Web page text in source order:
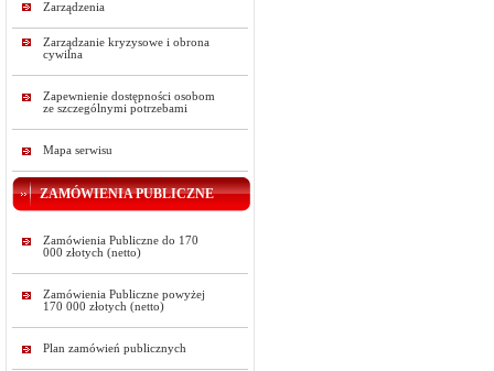
Zarządzenia
Zarządzanie kryzysowe i obrona
cywilna
Zapewnienie dostępności osobom
ze szczególnymi potrzebami
Mapa serwisu
ZAMÓWIENIA PUBLICZNE
Zamówienia Publiczne do 170
000 złotych (netto)
Zamówienia Publiczne powyżej
170 000 złotych (netto)
Plan zamówień publicznych